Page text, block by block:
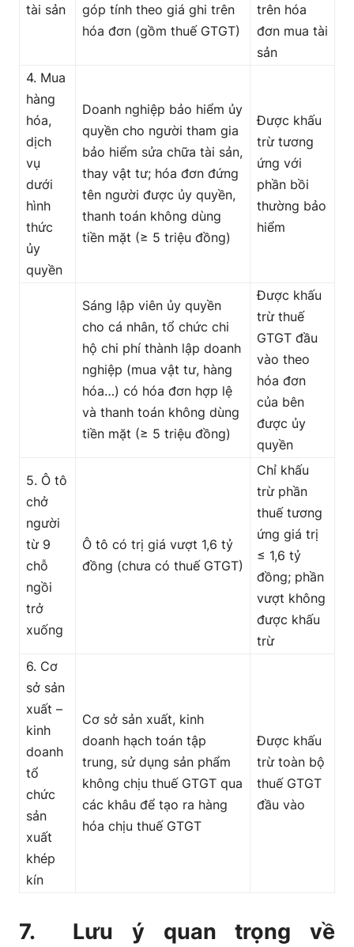
tài sản
góp tính theo giá ghi trên
hóa đơn (gồm thuế GTGT)
trên hóa
đơn mua tài
sản
4. Mua
hàng
hóa,
dịch
vụ
dưới
hình
thức
ủy
quyền
Doanh nghiệp bảo hiểm ủy
quyền cho người tham gia
bảo hiểm sửa chữa tài sản,
thay vật tư; hóa đơn đứng
tên người được ủy quyền,
thanh toán không dùng
tiền mặt (≥ 5 triệu đồng)
Được khấu
trừ tương
ứng với
phần bồi
thường bảo
hiểm
Sáng lập viên ủy quyền
cho cá nhân, tổ chức chi
hộ chi phí thành lập doanh
nghiệp (mua vật tư, hàng
hóa…) có hóa đơn hợp lệ
và thanh toán không dùng
tiền mặt (≥ 5 triệu đồng)
Được khấu
trừ thuế
GTGT đầu
vào theo
hóa đơn
của bên
được ủy
quyền
5. Ô tô
chở
người
từ 9
chỗ
ngồi
trở
xuống
Ô tô có trị giá vượt 1,6 tỷ
đồng (chưa có thuế GTGT)
Chỉ khấu
trừ phần
thuế tương
ứng giá trị
≤ 1,6 tỷ
đồng; phần
vượt không
được khấu
trừ
6. Cơ
sở sản
xuất –
kinh
doanh
tổ
chức
sản
xuất
khép
kín
Cơ sở sản xuất, kinh
doanh hạch toán tập
trung, sử dụng sản phẩm
không chịu thuế GTGT qua
các khâu để tạo ra hàng
hóa chịu thuế GTGT
Được khấu
trừ toàn bộ
thuế GTGT
đầu vào
7. Lưu ý quan trọng về